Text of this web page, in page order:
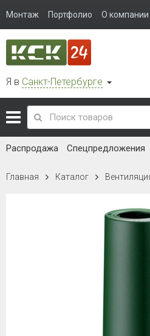
Монтаж Портфолио О компании
Я в Санкт-Петербурге
Распродажа Спецпредложения
Главная Каталог